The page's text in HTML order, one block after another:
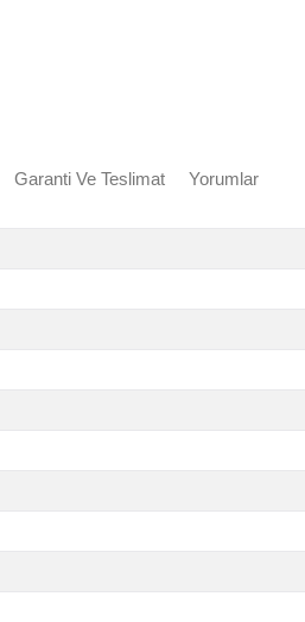
Garanti Ve Teslimat Yorumlar